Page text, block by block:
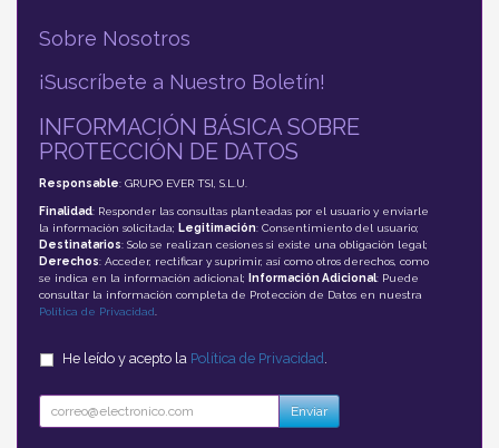
Sobre Nosotros
¡Suscríbete a Nuestro Boletín!
INFORMACIÓN BÁSICA SOBRE
PROTECCIÓN DE DATOS
Responsable: GRUPO EVER TSI, S.L.U.
Finalidad: Responder las consultas planteadas por el usuario y enviarle
la información solicitada; Legitimación: Consentimiento del usuario;
Destinatarios: Solo se realizan cesiones si existe una obligación legal;
Derechos: Acceder, rectificar y suprimir, así como otros derechos, como
se indica en la información adicional;
Información Adicional: Puede
consultar la información completa de Protección de Datos en nuestra
Política de Privacidad
He leído y acepto la Política de Privacidad
Enviar